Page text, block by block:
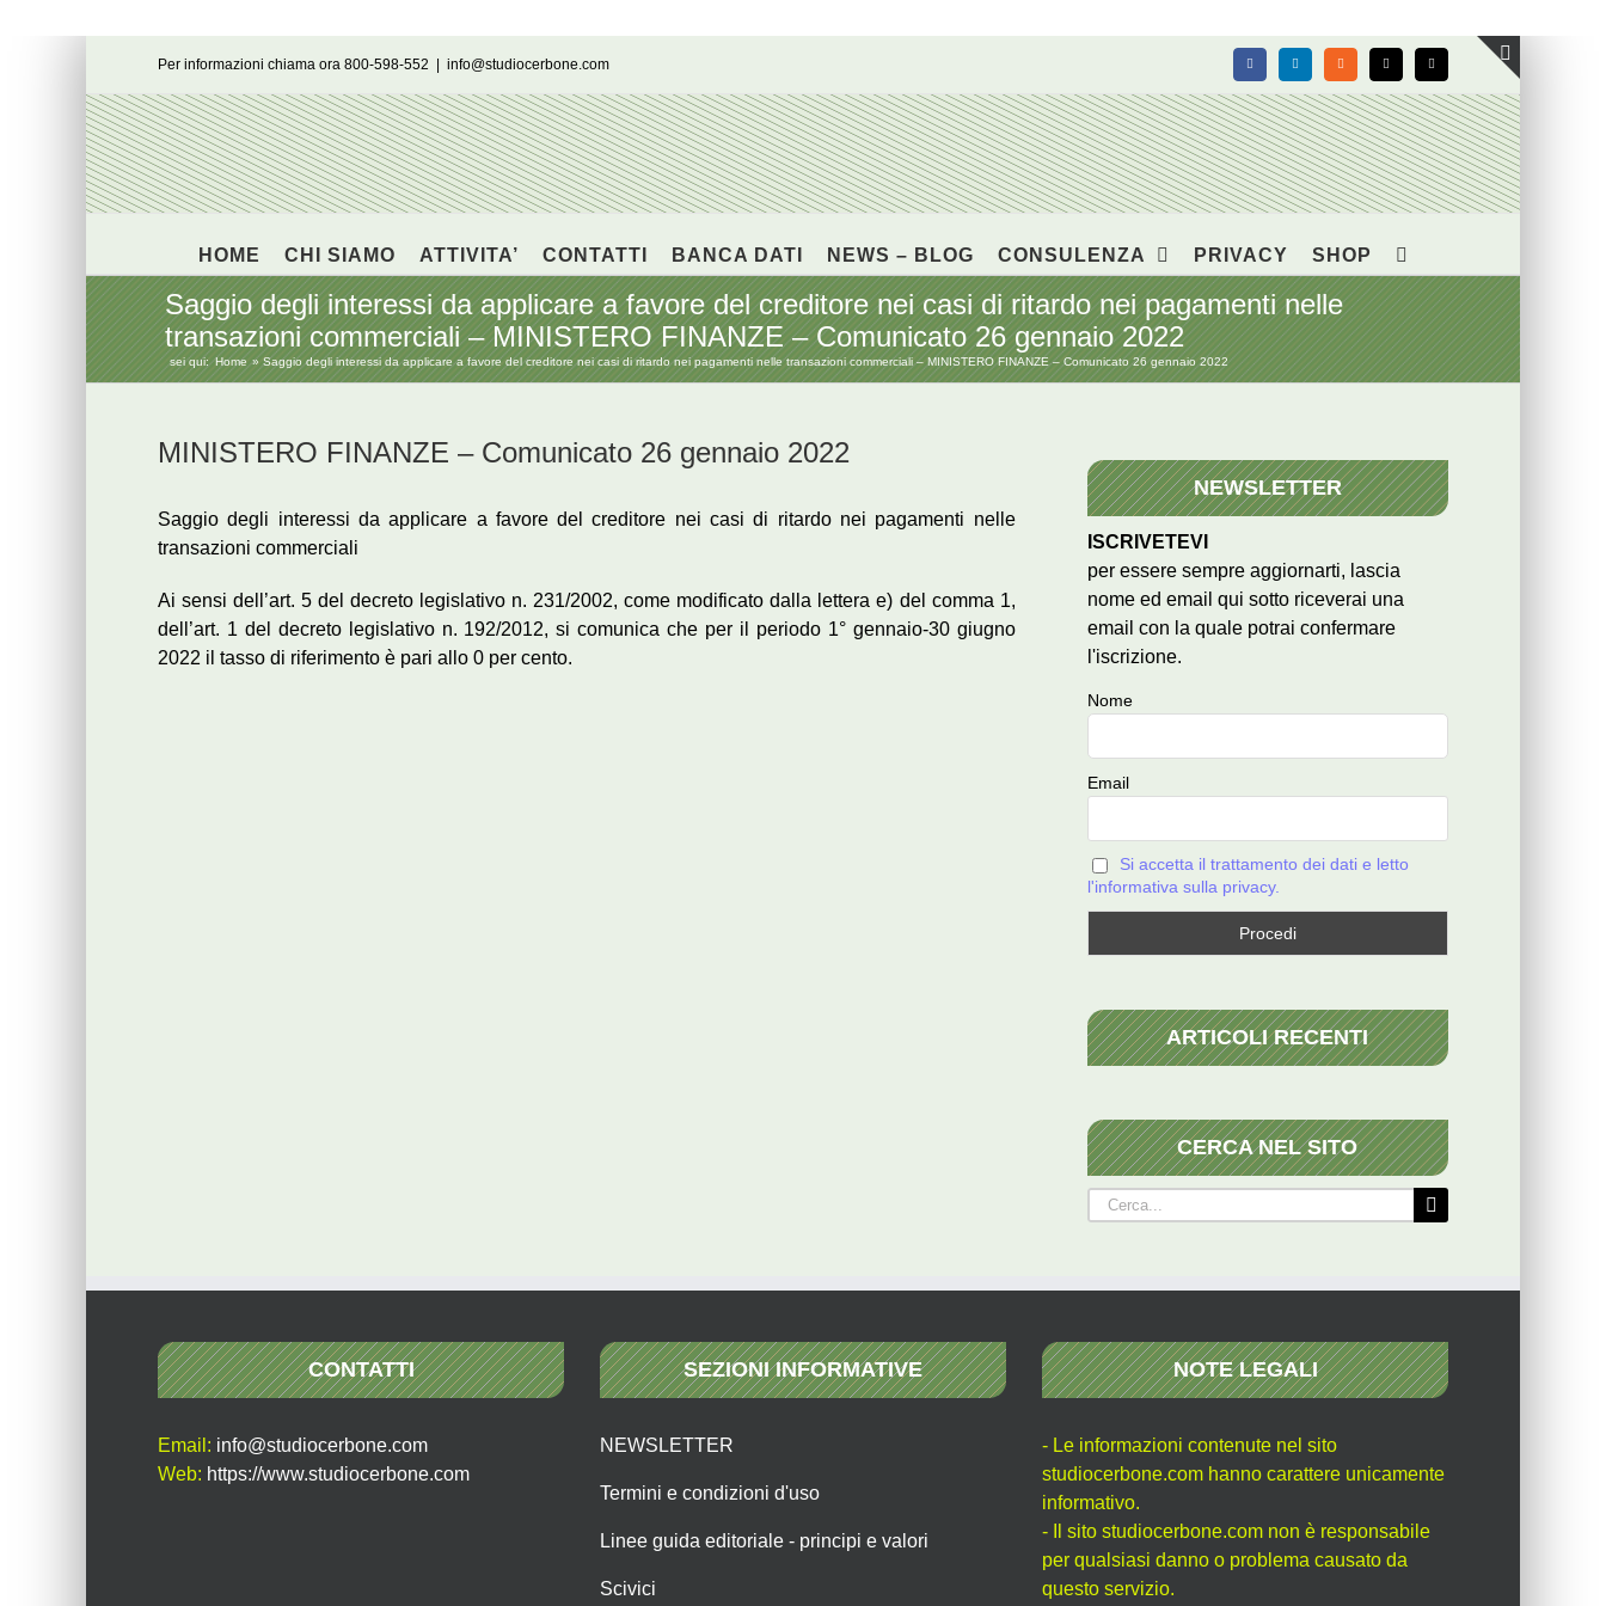
Per informazioni chiama ora 800-598-552 info@studiocerbone.com FacebookLinkedIn Rss X Email
HOME CHI SIAMO ATTIVITA’ CONTATTI BANCA DATI NEWS – BLOG CONSULENZA PRIVACY SHOP
Saggio degli interessi da applicare a favore del creditore nei casi di ritardo nei pagamenti nelle
transazioni commerciali – MINISTERO FINANZE – Comunicato 26 gennaio 2022
sei qui: Home Saggio degli interessi da applicare a favore del creditore nei casi di ritardo nei pagamenti nelle transazioni commerciali – MINISTERO FINANZE – Comunicato 26 gennaio 2022
MINISTERO FINANZE – Comunicato 26 gennaio 2022
Saggio degli interessi da applicare a favore del creditore nei casi di ritardo nei pagamenti nelle
transazioni commerciali
Ai sensi dell’art. 5 del decreto legislativo n. 231/2002, come modificato dalla lettera e) del comma 1,
dell’art. 1 del decreto legislativo n. 192/2012, si comunica che per il periodo 1° gennaio-30 giugno
2022 il tasso di riferimento è pari allo 0 per cento.
NEWSLETTER
ISCRIVETEVI
per essere sempre aggiornarti, lascia
nome ed email qui sotto riceverai una
email con la quale potrai confermare
l'iscrizione.
Nome
Email
Si accetta il trattamento dei dati e letto
l'informativa sulla privacy.
ARTICOLI RECENTI
CERCA NEL SITO
Cerca
per:
CONTATTI
Email: info@studiocerbone.com
Web: https://www.studiocerbone.com
SEZIONI INFORMATIVE
NEWSLETTER
Termini e condizioni d'uso
Linee guida editoriale - principi e valori
Scivici
NOTE LEGALI
- Le informazioni contenute nel sito
studiocerbone.com hanno carattere unicamente
informativo.
- Il sito studiocerbone.com non è responsabile
per qualsiasi danno o problema causato da
questo servizio.
Toggle
area
barra
scorrevole